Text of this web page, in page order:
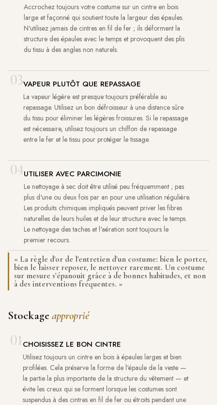
Accrochez toujours votre costume sur un cintre en bois
large et façonné qui soutient toute la largeur des épaules.
N'utilisez jamais de cintres en fil de fer ; ils déforment la
structure des épaules avec le temps et provoquent des plis
du tissu à des angles non naturels.
03VAPEUR PLUTÔT QUE REPASSAGE
La vapeur légère est presque toujours préférable au
repassage. Utilisez un bon défroisseur à une distance sûre
du tissu pour éliminer les légères froissures. Si le repassage
est nécessaire, utilisez toujours un chiffon de repassage
entre le fer et le tissu pour protéger le tissage.
04UTILISER AVEC PARCIMONIE
Le nettoyage à sec doit être utilisé peu fréquemment ; pas
plus d'une ou deux fois par an pour une utilisation régulière.
Les produits chimiques impliqués peuvent priver les fibres
naturelles de leurs huiles et de leur structure avec le temps.
Le nettoyage des taches et l'aération sont toujours le
premier recours.
« La règle d'or de l'entretien d'un costume: bien le porter,
bien le laisser reposer, le nettoyer rarement. Un costume
sur mesure s'épanouit grâce à de bonnes habitudes, et non
à des interventions fréquentes. »
Stockageapproprié
01CHOISISSEZ LE BON CINTRE
Utilisez toujours un cintre en bois à épaules larges et bien
profilées. Cela préserve la forme de l'épaule de la veste —
la partie la plus importante de la structure du vêtement — et
évite les creux qui se forment lorsque les costumes sont
suspendus à des cintres en fil de fer ou étroits pendant une